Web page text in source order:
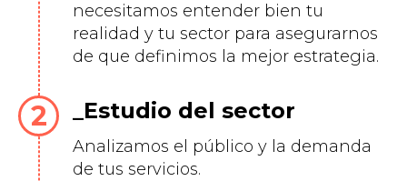
necesitamos entender bien tu
realidad y tu sector para asegurarnos
de que definimos la mejor estrategia.
Estudio del sector
Analizamos el público y la demanda
de tus servicios.